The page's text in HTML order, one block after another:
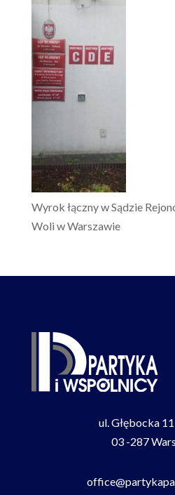
Wyrok łączny w Sądzie
Woli w Warszawie
ul. Głębocka
03 -287